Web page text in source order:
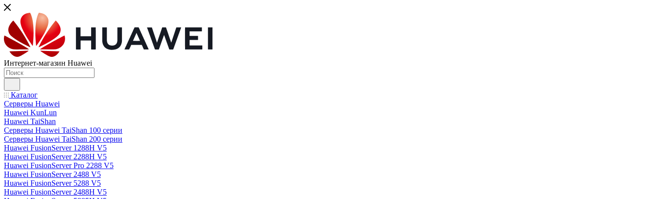
Интернет-магазин Huawei
Каталог
Серверы Huawei
Huawei KunLun
Huawei TaiShan
Серверы Huawei TaiShan 100 серии
Серверы Huawei TaiShan 200 серии
Huawei FusionServer 1288H V5
Huawei FusionServer 2288H V5
Huawei FusionServer Pro 2288 V5
Huawei FusionServer 2488 V5
Huawei FusionServer 5288 V5
Huawei FusionServer 2488H V5